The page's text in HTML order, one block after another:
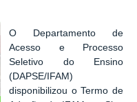
O Departamento de
Acesso e Processo
Seletivo do Ensino
(DAPSE/IFAM)
disponibilizou o Termo de